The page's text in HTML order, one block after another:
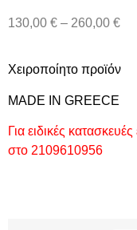
130,00 € – 260,00 €
Χειροποίητο προϊόν
MADE IN GREECE
Για ειδικές
στο 2109610956